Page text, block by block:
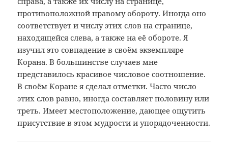
противоположной правому обороту. Иногда оно
соответствует и числу этих слов на странице,
находящейся слева, а также на её обороте. Я
изучил это совпадение в своём экземпляре
Корана. В большинстве случаев мне
представилось красивое числовое соотношение.
В своём Коране я сделал отметки. Часто число
этих слов равно, иногда составляет половину или
треть. Имеет местоположение, дающее ощутить
присутствие в этом мудрости и упорядоченности.